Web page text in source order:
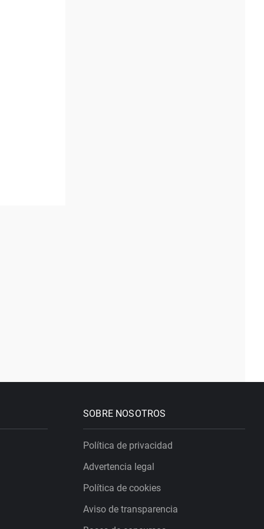
SOBRE NOSOTROS
Política de privacidad
Advertencia legal
Política de cookies
Aviso de transparencia